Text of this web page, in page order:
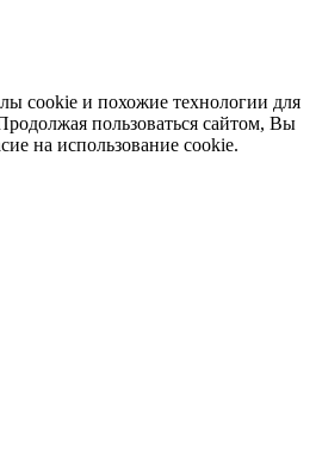
cookie и похожие технологии для
пользоваться сайтом, Вы
на использование cookie.